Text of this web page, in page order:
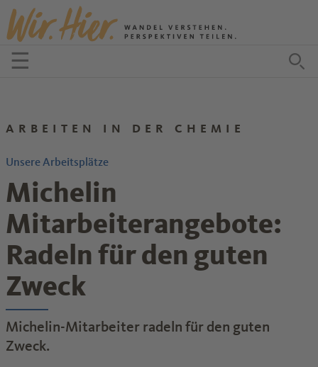
Zum Inhalt springen
☰Menü öffnen
ARBEITEN IN DER CHEMIE
Unsere Arbeitsplätze
Michelin
Mitarbeiterangebote:
Radeln für den guten
Zweck
Michelin-Mitarbeiter radeln für den guten
Zweck.